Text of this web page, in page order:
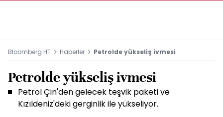
Bloomberg HT Haberler Petrolde yükseliş ivmesi
Petrolde yükseliş ivmesi
Petrol Çin'den gelecek teşvik paketi ve
Kızıldeniz'deki gerginlik ile yükseliyor.